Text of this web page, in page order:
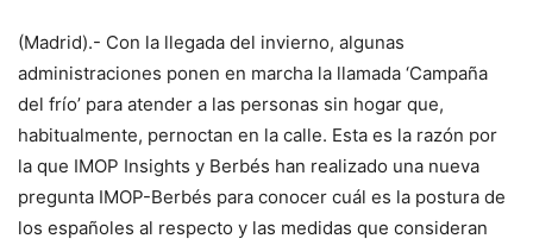
(Madrid).- Con la llegada del invierno, algunas
administraciones ponen en marcha la llamada ‘Campaña
del frío’ para atender a las personas sin hogar que,
habitualmente, pernoctan en la calle. Esta es la razón por
la que IMOP Insights y Berbés han realizado una nueva
pregunta IMOP-Berbés para conocer cuál es la postura de
los españoles al respecto y las medidas que consideran